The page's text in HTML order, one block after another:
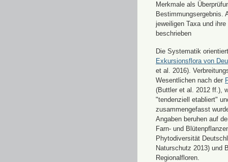
Merkmale als
Bestimmungsergebnis.
jeweiligen Taxa und
beschrieben
Die Systematik
Exkursionsflora von
et al. 2016).
Wesentlichen nach der
(Buttler et al. 2012 ff.),
"tendenziell etabliert"
zusammengefasst
Angaben beruhen auf
Farn- und
Phytodiversität
Naturschutz 2013) und
Regionalfloren.